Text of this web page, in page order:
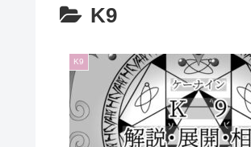
K9
K9